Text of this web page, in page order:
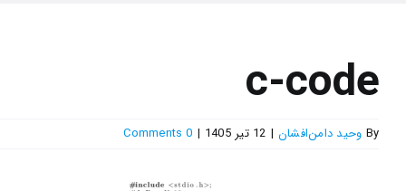
c-code
By وحید دامن‌افشان | 12 تیر 1405 |
0 Comments